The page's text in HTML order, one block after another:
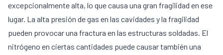
excepcionalmente alta, lo que causa una gran fragilidad en ese
lugar. La alta presión de gas en las cavidades y la fragilidad
pueden provocar una fractura en las estructuras soldadas. El
nitrógeno en ciertas cantidades puede causar también una